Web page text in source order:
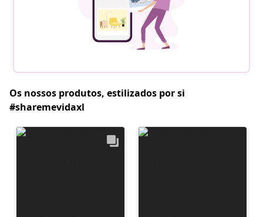
Os nossos produtos, estilizados por si
#sharemevidaxl